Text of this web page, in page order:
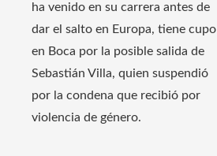
ha venido en su carrera antes de
dar el salto en Europa, tiene cupo
en Boca por la posible salida de
Sebastián Villa, quien suspendió
por la condena que recibió por
violencia de género.